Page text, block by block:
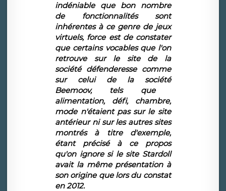
indéniable que bon nombre
de fonctionnalités sont
inhérentes àce genre de jeux
virtuels, force est de constater
que certains vocables que l'on
retrouve sur le site de la
sociétédéfenderesse comme
sur celui de la société
Beemoov, tels que
alimentation, défi, chambre,
mode n'étaient pas sur le site
antérieur ni sur les autres sites
montrés àtitre d'exemple,
étant précisé àce propos
qu'on ignore si le site Stardoll
avait la même présentation à
son origine que lors du constat
en 2012.